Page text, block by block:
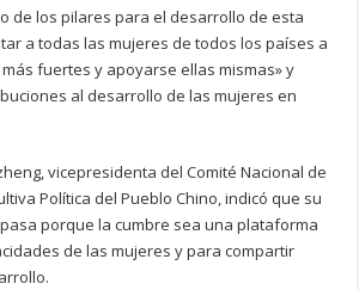
de los pilares para el desarrollo de esta
a todas las mujeres de todos los países a
fuertes y apoyarse ellas mismas» y
al desarrollo de las mujeres en
vicepresidenta del Comité Nacional de
Política del Pueblo Chino, indicó que su
porque la cumbre sea una plataforma
de las mujeres y para compartir